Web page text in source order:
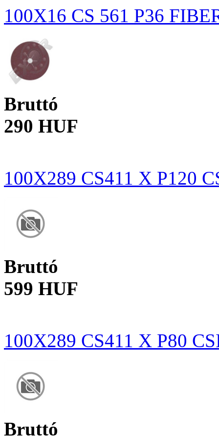
100X16 CS 561 P36
Bruttó
290 HUF
100X289 CS411 X P120
Bruttó
599 HUF
100X289 CS411 X P80
Bruttó